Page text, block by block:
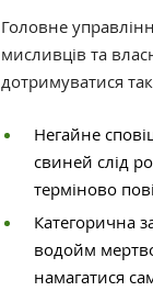
Головне
мисливців та
дотримуватися
Негайне
свиней слід
терміново
Категорична
водойм
намагатися